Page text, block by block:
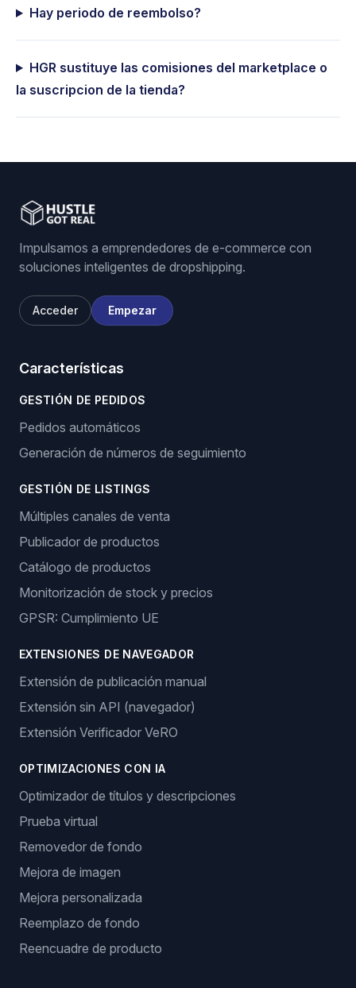
Hay periodo de reembolso?
HGR sustituye las comisiones del marketplace o
la suscripcion de la tienda?
Impulsamos a emprendedores de e-commerce con
soluciones inteligentes de dropshipping.
Acceder Empezar
Características
GESTIÓN DE PEDIDOS
Pedidos automáticos
Generación de números de seguimiento
GESTIÓN DE LISTINGS
Múltiples canales de venta
Publicador de productos
Catálogo de productos
Monitorización de stock y precios
GPSR: Cumplimiento UE
EXTENSIONES DE NAVEGADOR
Extensión de publicación manual
Extensión sin API (navegador)
Extensión Verificador VeRO
OPTIMIZACIONES CON IA
Optimizador de títulos y descripciones
Prueba virtual
Removedor de fondo
Mejora de imagen
Mejora personalizada
Reemplazo de fondo
Reencuadre de producto